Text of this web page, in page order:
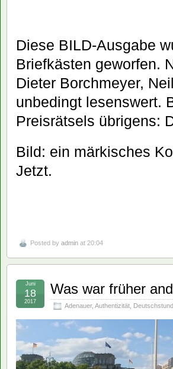
Diese BILD-Ausgabe
Briefkästen geworfen.
Dieter Borchmeyer,
unbedingt lesenswert.
Preisrätsels übrigens:
Bild: ein märkisches
Jetzt.
Posted by admin at 20:04
Was war früher
Adenauer, Authentizität
Juni
18
2017